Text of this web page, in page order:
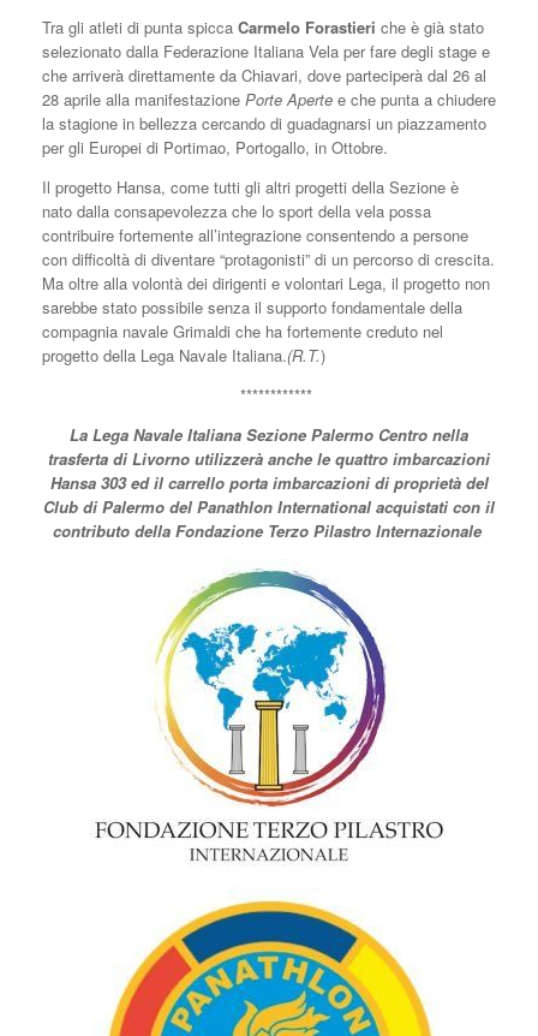
Tra gli atleti di punta spicca Carmelo Forastieri che è già stato
selezionato dalla Federazione Italiana Vela per fare degli stage e
che arriverà direttamente da Chiavari, dove parteciperà dal 26 al
28 aprile alla manifestazione Porte Aperte e che punta a chiudere
la stagione in bellezza cercando di guadagnarsi un piazzamento
per gli Europei di Portimao, Portogallo, in Ottobre.
Il progetto Hansa, come tutti gli altri progetti della Sezione è
nato dalla consapevolezza che lo sport della vela possa
contribuire fortemente all’integrazione consentendo a persone
con difficoltà di diventare “protagonisti” di un percorso di crescita.
Ma oltre alla volontà dei dirigenti e volontari Lega, il progetto non
sarebbe stato possibile senza il supporto fondamentale della
compagnia navale Grimaldi che ha fortemente creduto nel
progetto della Lega Navale Italiana.(R.T.)
************
La Lega Navale Italiana Sezione Palermo Centro nella
trasferta di Livorno utilizzerà anche le quattro imbarcazioni
Hansa 303 ed il carrello porta imbarcazioni di proprietà del
Club di Palermo del Panathlon International acquistati con il
contributo della Fondazione Terzo Pilastro Internazionale